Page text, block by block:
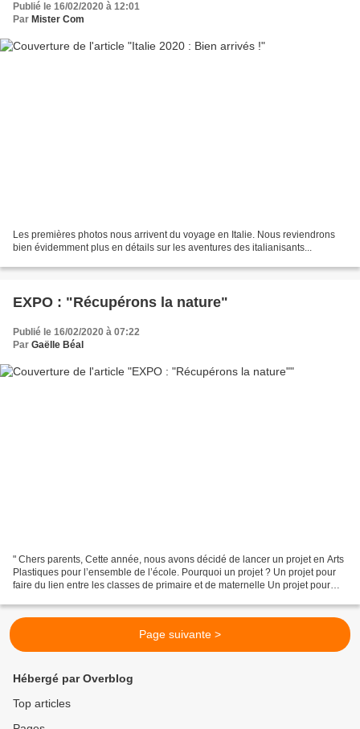
Publié le 16/02/2020 à 12:01
Par Mister Com
Les premières photos nous arrivent du voyage en Italie. Nous reviendrons
bien évidemment plus en détails sur les aventures des italianisants...
EXPO : "Récupérons la nature"
Publié le 16/02/2020 à 07:22
Par Gaëlle Béal
" Chers parents, Cette année, nous avons décidé de lancer un projet en Arts
Plastiques pour l’ensemble de l’école. Pourquoi un projet ? Un projet pour
faire du lien entre les classes de primaire et de maternelle Un projet pour
Page suivante >
Hébergé par Overblog
Top articles